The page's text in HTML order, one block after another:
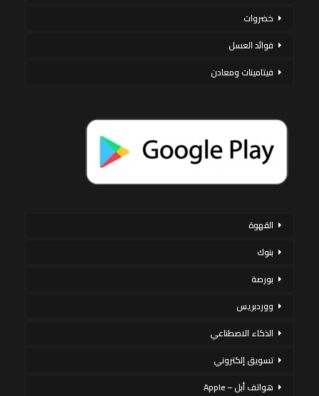
خضروات
فوائد العسل
فيتامينات ومعادن
القهوة
بنوك
بورصة
ووردبريس
الذكاء الاصطناعي
تسويق إلكتروني
هواتف أبل – Apple